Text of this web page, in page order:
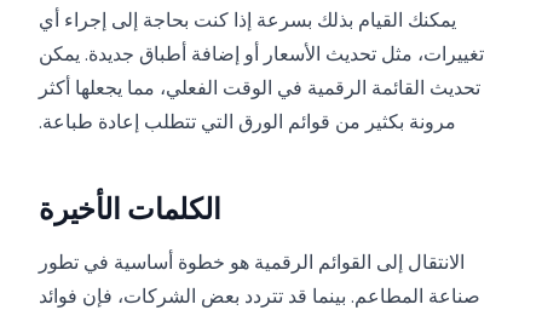
يمكنك القيام بذلك بسرعة إذا كنت بحاجة إلى إجراء أي
تغييرات، مثل تحديث الأسعار أو إضافة أطباق جديدة. يمكن
تحديث القائمة الرقمية في الوقت الفعلي، مما يجعلها أكثر
مرونة بكثير من قوائم الورق التي تتطلب إعادة طباعة.
الكلمات الأخيرة
الانتقال إلى القوائم الرقمية هو خطوة أساسية في تطور
صناعة المطاعم. بينما قد تتردد بعض الشركات، فإن فوائد